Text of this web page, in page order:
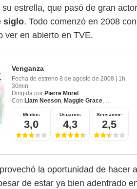
estrella, que pasó de gran
siglo. Todo comenzó en 2008
ver en abierto en TVE.
Venganza
Fecha de estreno 8 de agosto de 2008
1h
30min
Dirigida por Pierre Morel
Con Liam Neeson, Maggie Grace, Famke
Medios
3,0
Usuarios
4,3
Sensacine
2,5
la oportunidad de hacer
de estar ya bien adentrado